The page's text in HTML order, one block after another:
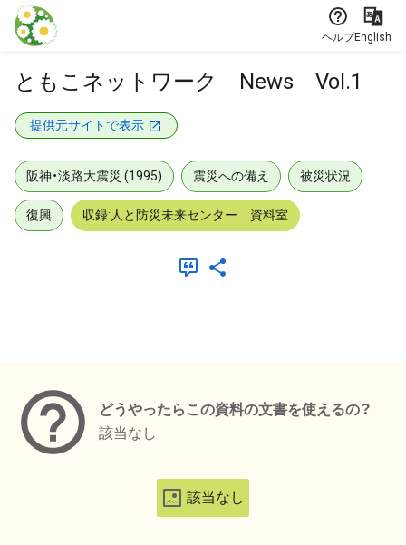
本文に飛ぶ
ヘルプEnglish
ともこネットワーク News Vol.1
提供元サイトで表示
阪神・淡路大震災 (1995) 震災への備え 被災状況
復興 収録:人と防災未来センター 資料室
どうやったらこの資料の文書を使えるの？
該当なし
該当なし